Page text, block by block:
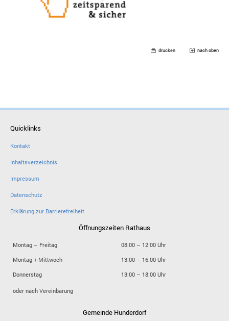
drucken nach oben
Quicklinks
Kontakt
Inhaltsverzeichnis
Impressum
Datenschutz
Erklärung zur Barrierefreiheit
Öffnungszeiten Rathaus
Montag – Freitag
08:00 – 12:00 Uhr
Montag + Mittwoch
13:00 – 16:00 Uhr
Donnerstag
13:00 – 18:00 Uhr
oder nach Vereinbarung
Gemeinde Hunderdorf